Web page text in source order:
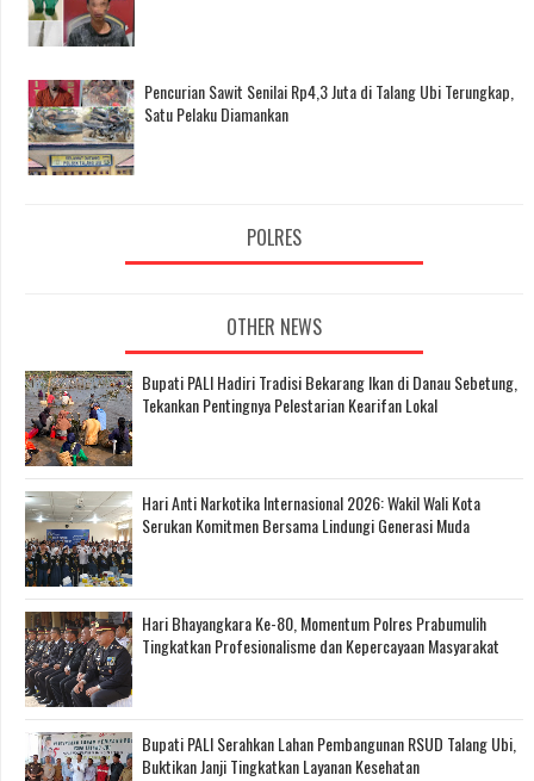
Pencurian Sawit Senilai Rp4,3 Juta di Talang Ubi Terungkap,
Satu Pelaku Diamankan
POLRES
OTHER NEWS
Bupati PALI Hadiri Tradisi Bekarang Ikan di Danau Sebetung,
Tekankan Pentingnya Pelestarian Kearifan Lokal
Hari Anti Narkotika Internasional 2026: Wakil Wali Kota
Serukan Komitmen Bersama Lindungi Generasi Muda
Hari Bhayangkara Ke-80, Momentum Polres Prabumulih
Tingkatkan Profesionalisme dan Kepercayaan Masyarakat
Bupati PALI Serahkan Lahan Pembangunan RSUD Talang Ubi,
Buktikan Janji Tingkatkan Layanan Kesehatan